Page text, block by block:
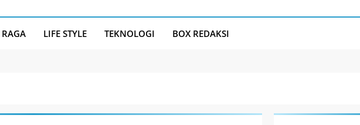
LIFE STYLE TEKNOLOGI BOX REDAKSI